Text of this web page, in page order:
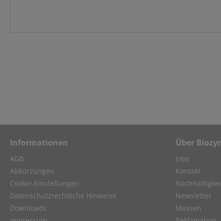
Informationen
AGB
Abkürzungen
Cookie-Einstellungen
Datenschutzrechtliche Hinweise
Downloads
Über
Jobs
Kontakt
Newsletter
Messen